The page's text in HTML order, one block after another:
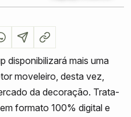
disponibilizará mais uma
moveleiro, desta vez,
da decoração. Trata-
formato 100% digital e